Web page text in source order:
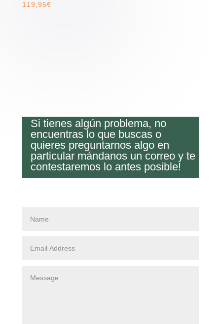
119,95€
Si tienes algún problema, no
encuentras lo que buscas o
quieres preguntarnos algo en
particular mándanos un correo y te
contestaremos lo antes posible!